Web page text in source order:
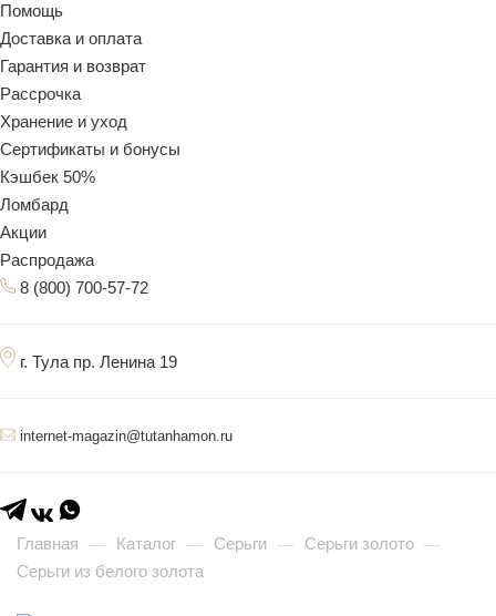
Помощь
Доставка и оплата
Гарантия и возврат
Рассрочка
Хранение и уход
Сертификаты и бонусы
Кэшбек 50%
Ломбард
Акции
Распродажа
8 (800) 700-57-72
г. Тула пр. Ленина 19
internet-magazin@tutanhamon.ru
Главная — Каталог — Серьги — Серьги золото —
Серьги из белого золота